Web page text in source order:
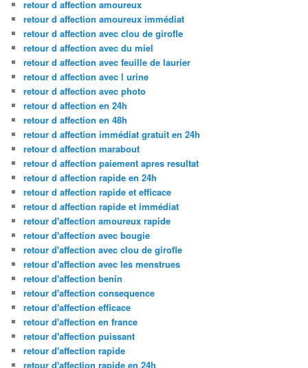
retour d affection amoureux
retour d affection amoureux immédiat
retour d affection avec clou de girofle
retour d affection avec du miel
retour d affection avec feuille de laurier
retour d affection avec l urine
retour d affection avec photo
retour d affection en 24h
retour d affection en 48h
retour d affection immédiat gratuit en 24h
retour d affection marabout
retour d affection paiement apres resultat
retour d affection rapide en 24h
retour d affection rapide et efficace
retour d affection rapide et immédiat
retour d'affection amoureux rapide
retour d'affection avec bougie
retour d'affection avec clou de girofle
retour d'affection avec les menstrues
retour d'affection benin
retour d'affection consequence
retour d'affection efficace
retour d'affection en france
retour d'affection puissant
retour d'affection rapide
retour d'affection rapide en 24h